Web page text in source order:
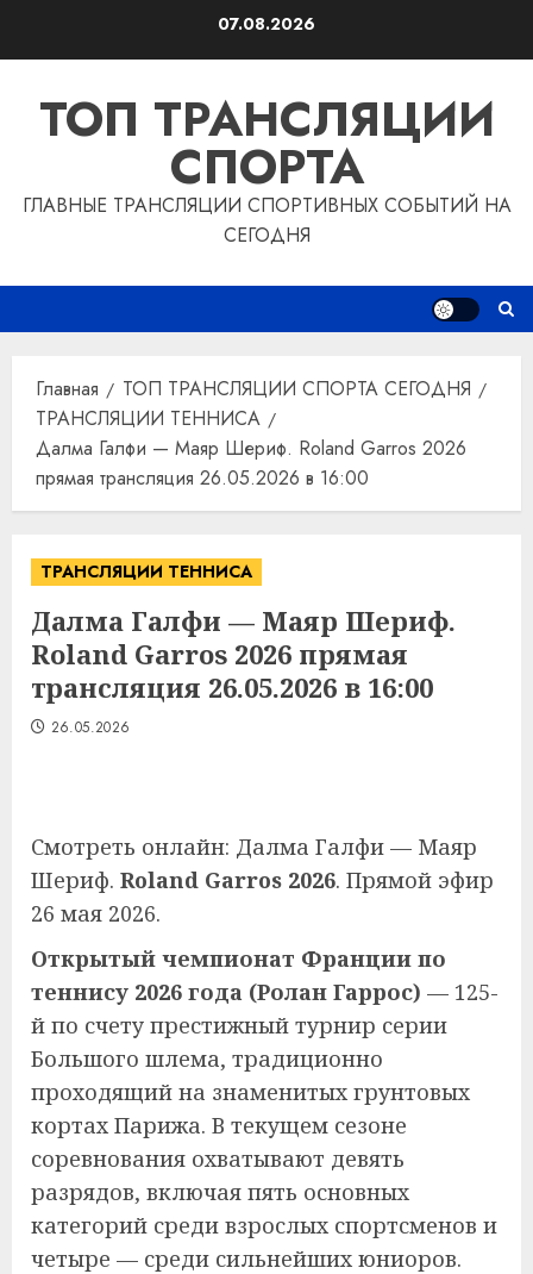
07.08.2026
ТОП ТРАНСЛЯЦИИ
СПОРТА
ГЛАВНЫЕ ТРАНСЛЯЦИИ СПОРТИВНЫХ СОБЫТИЙ НА
СЕГОДНЯ
Главная
ТОП ТРАНСЛЯЦИИ СПОРТА СЕГОДНЯ
ТРАНСЛЯЦИИ ТЕННИСА
Далма Галфи — Маяр Шериф. Roland Garros 2026
прямая трансляция 26.05.2026 в 16:00
ТРАНСЛЯЦИИ ТЕННИСА
Далма Галфи — Маяр Шериф.
Roland Garros 2026 прямая
трансляция 26.05.2026 в 16:00
26.05.2026
Смотреть онлайн: Далма Галфи — Маяр
Шериф. Roland Garros 2026. Прямой эфир
26 мая 2026.
Открытый чемпионат Франции по
теннису 2026 года (Ролан Гаррос) — 125-
й по счету престижный турнир серии
Большого шлема, традиционно
проходящий на знаменитых грунтовых
кортах Парижа. В текущем сезоне
соревнования охватывают девять
разрядов, включая пять основных
категорий среди взрослых спортсменов и
четыре — среди сильнейших юниоров.